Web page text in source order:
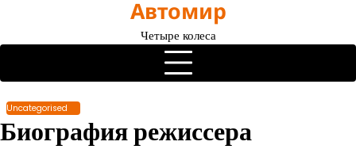
содержимому
Автомир
Четыре колеса
Uncategorised
Биография режиссера